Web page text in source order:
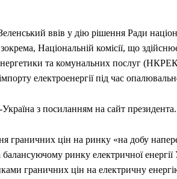
ввів у дію рішення Ради
Національній комісії, що
та комунальних послуг
електроенергії під час
з посиланням на сайт президента.
граничних цін на ринку «на добу
ринку електричної енергії
граничних цін на електричну